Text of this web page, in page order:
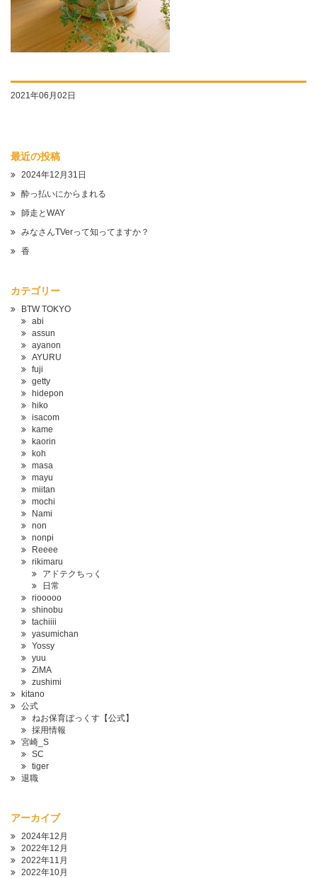
2021年06月02日
最近の投稿
2024年12月31日
酔っ払いにからまれる
師走とWAY
みなさんTVerって知ってますか？
香
カテゴリー
BTW TOKYO
abi
assun
ayanon
AYURU
fuji
getty
hidepon
hiko
isacom
kame
kaorin
koh
masa
mayu
miitan
mochi
Nami
non
nonpi
Reeee
rikimaru
アドテクちっく
日常
riooooo
shinobu
tachiiii
yasumichan
Yossy
yuu
ZiMA
zushimi
kitano
公式
ねお保育ぼっくす【公式】
採用情報
宮崎_S
SC
tiger
退職
アーカイブ
2024年12月
2022年12月
2022年11月
2022年10月